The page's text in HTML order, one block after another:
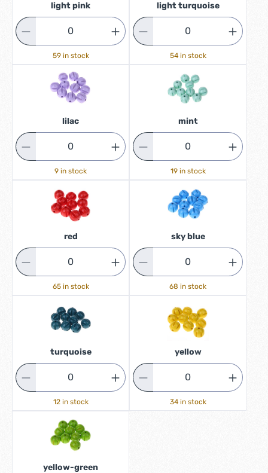
light pink
59 in stock
light turquoise
54 in stock
lilac
9 in stock
mint
19 in stock
red
65 in stock
sky blue
68 in stock
turquoise
12 in stock
yellow
34 in stock
yellow-green